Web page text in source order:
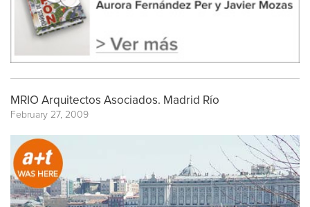
MRIO Arquitectos Asociados. Madrid Río
February 27, 2009